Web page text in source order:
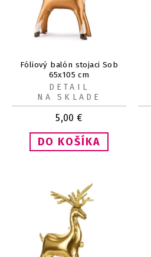
Fóliový balón stojaci Sob
65x105 cm
5,00 €
DETAIL
NA SKLADE